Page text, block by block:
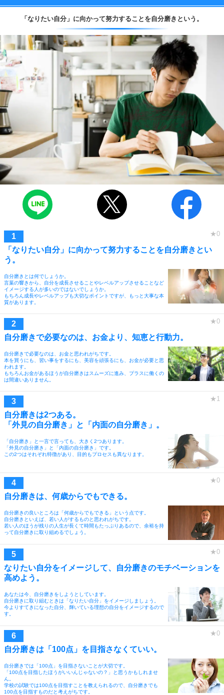
「なりたい自分」に向かって努力することを自分磨きという。
「なりたい自分」に向かって努力することを自分磨きとい
う。
自分磨きとは何でしょうか。
言葉の響きから、自分を成長させることやレベルアップさせることなど
イメージする人が多いのではないでしょうか。
もちろん成長やレベルアップも大切なポイントですが、もっと大事な本
質があります。
自分磨きで必要なのは、お金より、知恵と行動力。
自分磨きで必要なのは、お金と思われがちです。
本を買うにも、習い事をするにも、美容を頑張るにも、お金が必要と思
われます。
もちろんお金があるほうが自分磨きはスムーズに進み、プラスに働くの
は間違いありません。
自分磨きは2つある。
「外見の自分磨き」と「内面の自分磨き」。
「自分磨き」と一言で言っても、大きく2つあります。
「外見の自分磨き」と「内面の自分磨き」です。
この2つはそれぞれ特徴があり、目的もプロセスも異なります。
自分磨きは、何歳からでもできる。
自分磨きの良いところは「何歳からでもできる」という点です。
自分磨きといえば、若い人がするものと思われがちです。
若い人のほうが残りの人生が長くて時間もたっぷりあるので、余裕を持
って自分磨きに取り組めるでしょう。
なりたい自分をイメージして、自分磨きのモチベーションを
高めよう。
あなたは今、自分磨きをしようとしています。
自分磨きに取り組むときは「なりたい自分」をイメージしましょう。
今よりすてきになった自分、輝いている理想の自分をイメージするので
す。
自分磨きは「100点」を目指さなくていい。
自分磨きでは「100点」を目指さないことが大切です。
「100点を目指したほうがいいんじゃないの？」と思うかもしれませ
ん。
学校の試験では100点を目指すことを教えられるので、自分磨きでも
100点を目指すものだと考えがちです。